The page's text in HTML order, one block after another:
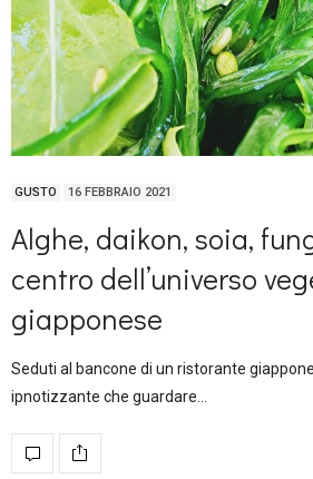
GUSTO 16 FEBBRAIO 2021
Alghe, daikon, soia,
centro dell’universo
giapponese
Seduti al bancone di un ristorante
ipnotizzante che guardare…